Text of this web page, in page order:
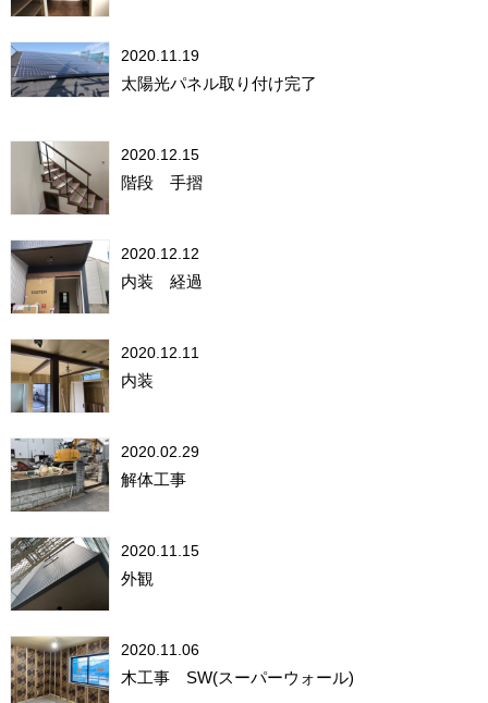
2020.11.19
太陽光パネル取り付け完了
2020.12.15
階段 手摺
2020.12.12
内装 経過
2020.12.11
内装
2020.02.29
解体工事
2020.11.15
外観
2020.11.06
木工事 SW(スーパーウォール)